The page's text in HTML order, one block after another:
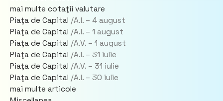
mai multe cotaţii valutare
Piaţa de Capital /A.I. – 4 august
Piaţa de Capital /A.I. – 1 august
Piaţa de Capital /A.V. – 1 august
Piaţa de Capital /A.I. – 31 iulie
Piaţa de Capital /A.V. – 31 iulie
Piaţa de Capital /A.I. – 30 iulie
mai multe articole